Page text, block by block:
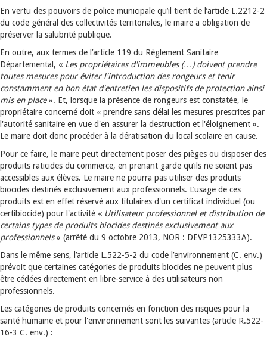
En vertu des pouvoirs de police municipale qu’il tient de l’article L.2212-2
du code général des collectivités territoriales, le maire a obligation de
préserver la salubrité publique.
En outre, aux termes de l’article 119 du Règlement Sanitaire
Départemental, « Les propriétaires d'immeubles (…) doivent prendre
toutes mesures pour éviter l'introduction des rongeurs et tenir
constamment en bon état d'entretien les dispositifs de protection ainsi
mis en place». Et, lorsque la présence de rongeurs est constatée, le
propriétaire concerné doit « prendre sans délai les mesures prescrites par
l'autorité sanitaire en vue d'en assurer la destruction et l'éloignement ».
Le maire doit donc procéder à la dératisation du local scolaire en cause.
Pour ce faire, le maire peut directement poser des pièges ou disposer des
produits raticides du commerce, en prenant garde qu’ils ne soient pas
accessibles aux élèves. Le maire ne pourra pas utiliser des produits
biocides destinés exclusivement aux professionnels. L’usage de ces
produits est en effet réservé aux titulaires d'un certificat individuel (ou
certibiocide) pour l'activité « Utilisateur professionnel et distribution de
certains types de produits biocides destinés exclusivement aux
professionnels» (arrêté du 9 octobre 2013, NOR : DEVP1325333A).
Dans le même sens, l’article L.522-5-2 du code l’environnement (C. env.)
prévoit que certaines catégories de produits biocides ne peuvent plus
être cédées directement en libre-service à des utilisateurs non
professionnels.
Les catégories de produits concernés en fonction des risques pour la
santé humaine et pour l'environnement sont les suivantes (article R.522-
16-3 C. env.) :